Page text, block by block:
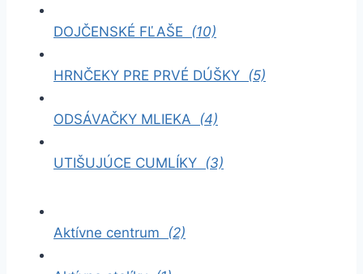
DOJČENSKÉ FĽAŠE (10)
HRNČEKY PRE PRVÉ DÚŠKY (5)
ODSÁVAČKY MLIEKA (4)
UTIŠUJÚCE CUMLÍKY (3)
Aktívne centrum (2)